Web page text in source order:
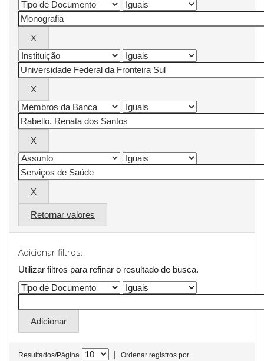
Retornar valores
Adicionar filtros:
Utilizar filtros para refinar o resultado de busca.
Resultados/Página |
Ordenar registros por